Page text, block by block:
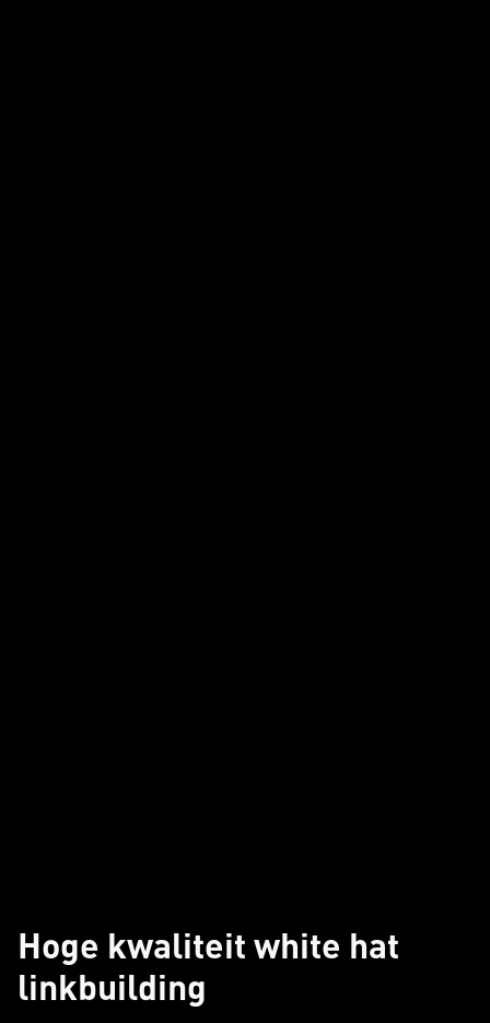
Hoge kwaliteit white hat
linkbuilding